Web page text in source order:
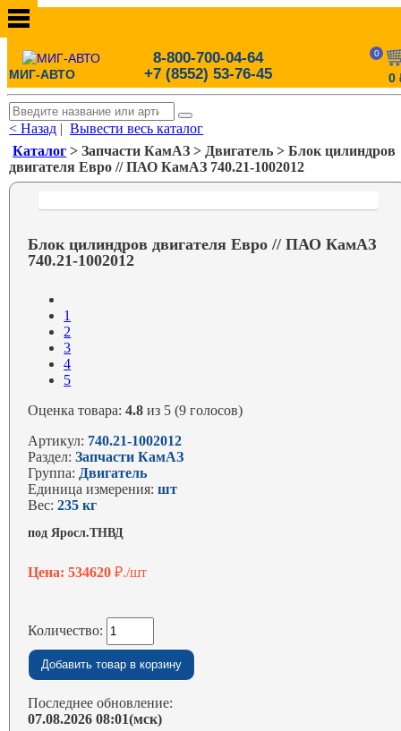
МИГ-АВТО
8-800-700-04-64
+7 (8552) 53-76-45
0
0
< Назад |Вывести весь каталог
Каталог > Запчасти КамАЗ > Двигатель > Блок цилиндров
двигателя Евро // ПАО КамАЗ 740.21-1002012
Блок цилиндров двигателя Евро // ПАО КамАЗ
740.21-1002012
1
2
3
4
5
Оценка товара:4.8 из 5 (9 голосов)
Артикул: 740.21-1002012
Раздел:Запчасти КамАЗ
Группа: Двигатель
Единица измерения:шт
Вес:235 кг
под Яросл.ТНВД
Цена: 534620₽./шт
Количество:
Последнее обновление:
07.08.2026 08:01(мск)